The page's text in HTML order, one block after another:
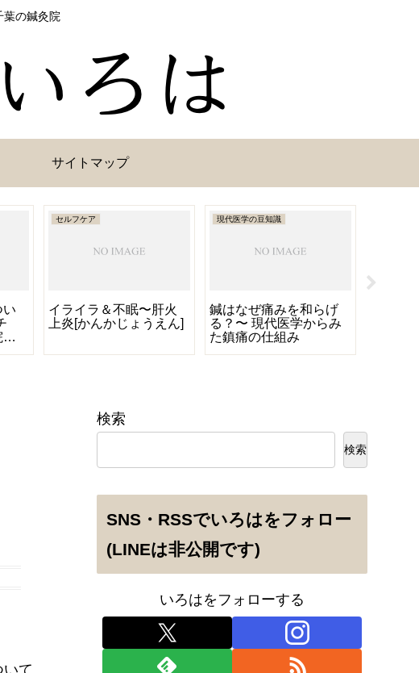
葉の鍼灸院
サイトマップ
い
セルフケア
イライラ＆不眠〜肝火
上炎[かんかじょうえん]
現代医学の豆知識
鍼はなぜ痛みを和らげ
る？〜 現代医学からみ
た鎮痛の仕組み
て
検索
検索
SNS・RSSでいろはをフォロー
(LINEは非公開です)
いろはをフォローする